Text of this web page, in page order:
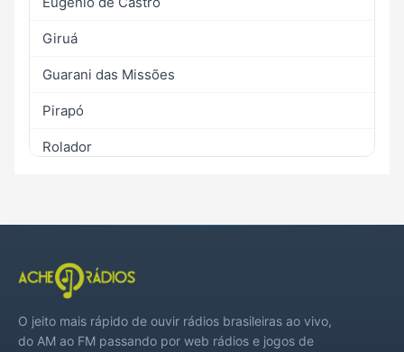
Giruá
Guarani das Missões
Pirapó
Rolador
São Nicolau
Senador Salgado Filho
O jeito mais rápido de ouvir rádios brasileiras ao vivo,
do AM ao FM passando por web rádios e jogos de